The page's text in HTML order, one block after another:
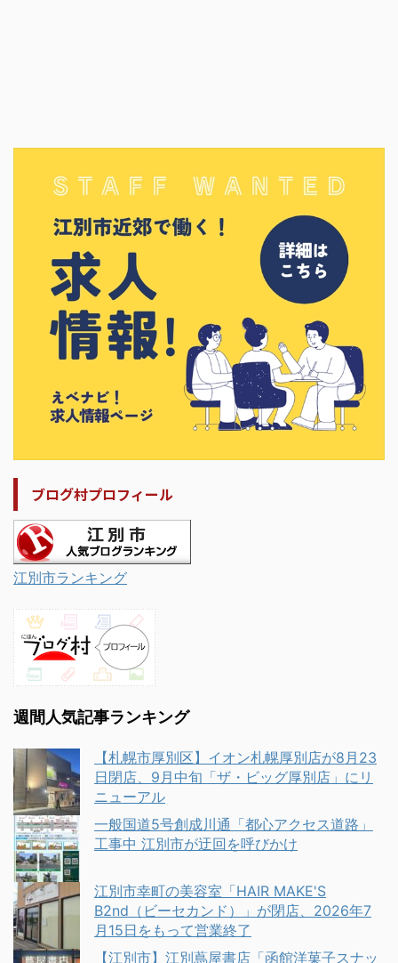
ブログ村プロフィール
江別市ランキング
週間人気記事ランキング
【札幌市厚別区】イオン札幌厚別店が8月23
日閉店、9月中旬「ザ・ビッグ厚別店」にリ
ニューアル
一般国道5号創成川通「都心アクセス道路」
工事中 江別市が迂回を呼びかけ
江別市幸町の美容室「HAIR MAKE'S
B2nd（ビーセカンド）」が閉店、2026年7
月15日をもって営業終了
【江別市】江別蔦屋書店「函館洋菓子スナッ